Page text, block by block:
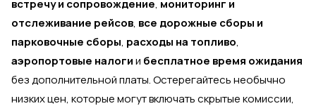
встречу и сопровождение, мониторинг и
отслеживание рейсов, все дорожные сборы и
парковочные сборы, расходы на топливо,
аэропортовые налогии бесплатное время ожидания
без дополнительной платы. Остерегайтесь необычно
низких цен, которые могут включать скрытые комиссии,